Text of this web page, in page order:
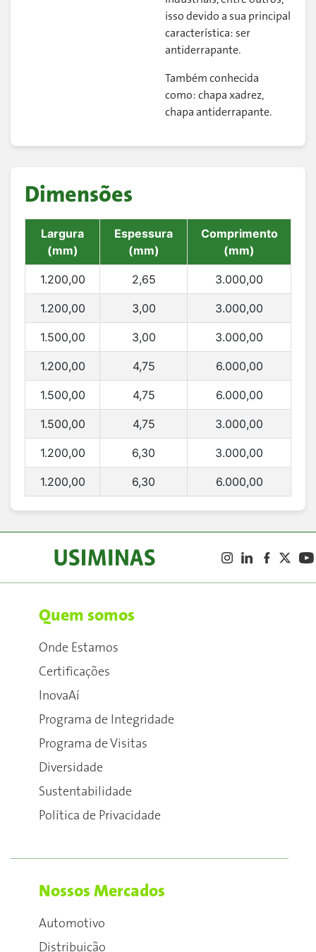
isso devido a sua principal
característica: ser
antiderrapante.
Também conhecida
como: chapa xadrez,
chapa antiderrapante.
Dimensões
Largura
(mm)
Espessura
(mm)
Comprimento
(mm)
1.200,00 2,65 3.000,00
1.200,00 3,00 3.000,00
1.500,00 3,00 3.000,00
1.200,00 4,75 6.000,00
1.500,00 4,75 6.000,00
1.500,00 4,75 3.000,00
1.200,00 6,30 3.000,00
1.200,00 6,30 6.000,00
Quem somos
Onde Estamos
Certificações
InovaAí
Programa de Integridade
Programa de Visitas
Diversidade
Sustentabilidade
Política de Privacidade
Nossos Mercados
Automotivo
Distribuição